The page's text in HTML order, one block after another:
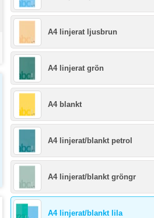
A4 linjerat ljusbrun
A4 linjerat grön
A4 blankt
A4 linjerat/blankt petrol
A4 linjerat/blankt gröngr
A4 linjerat/blankt lila